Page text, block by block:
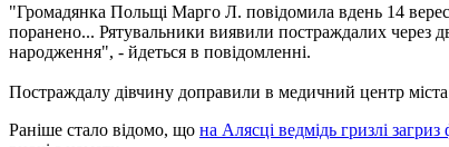
"Громадянка Польщі Марго Л. повідомила вдень 14
поранено... Рятувальники виявили постраждалих через
народження", - йдеться в повідомленні.
Постраждалу дівчину доправили в медичний центр міста
Раніше стало відомо, що на Алясці ведмідь гризлі